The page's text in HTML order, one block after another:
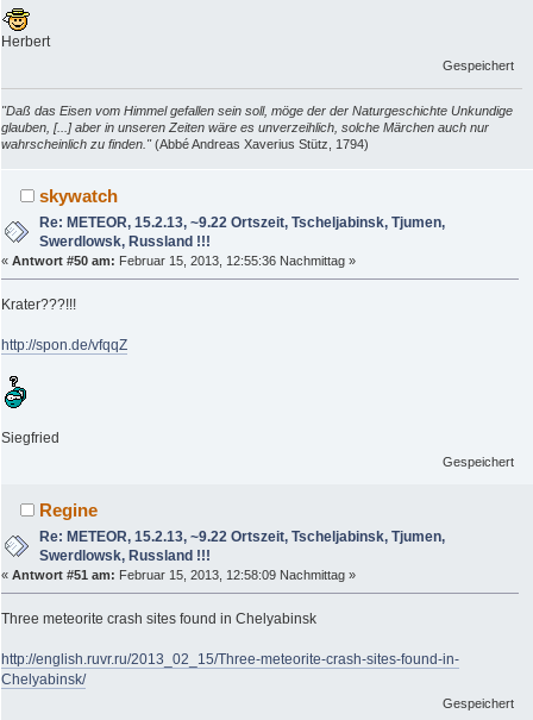
Herbert
Gespeichert
"Daß das Eisen vom Himmel gefallen sein soll, möge der der Naturgeschichte Unkundige
glauben, [...] aber in unseren Zeiten wäre es unverzeihlich, solche Märchen auch nur
wahrscheinlich zu finden."(Abbé Andreas Xaverius Stütz, 1794)
skywatch
Re: METEOR, 15.2.13, ~9.22 Ortszeit, Tscheljabinsk, Tjumen,
Swerdlowsk, Russland !!!
« Antwort #50 am: Februar 15, 2013, 12:55:36 Nachmittag »
Krater???!!!
http://spon.de/vfqqZ
Siegfried
Gespeichert
Regine
Re: METEOR, 15.2.13, ~9.22 Ortszeit, Tscheljabinsk, Tjumen,
Swerdlowsk, Russland !!!
« Antwort #51 am: Februar 15, 2013, 12:58:09 Nachmittag »
Three meteorite crash sites found in Chelyabinsk
http://english.ruvr.ru/2013_02_15/Three-meteorite-crash-sites-found-in-
Chelyabinsk/
Gespeichert